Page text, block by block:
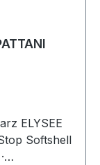
ELYSEE
Softshell